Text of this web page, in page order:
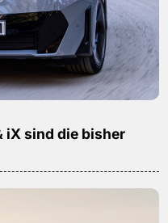
iX sind die bisher